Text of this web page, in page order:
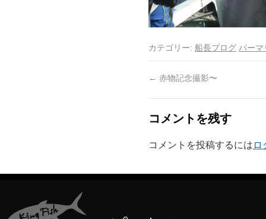
カテゴリー: 船長ブログ パーマ
← 赤物記念撮影〜
コメントを残す
コメントを投稿するには ロ